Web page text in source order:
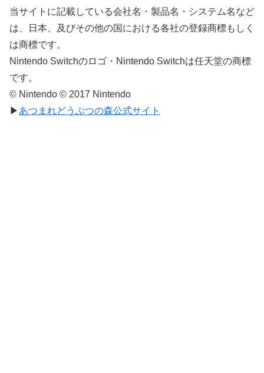
当サイトに記載している会社名・製品名・システム名など
は、日本、及びその他の国における各社の登録商標もしく
は商標です。
Nintendo Switchのロゴ・Nintendo Switchは任天堂の商標
です。
© Nintendo © 2017 Nintendo
▶ あつまれどうぶつの森公式サイト